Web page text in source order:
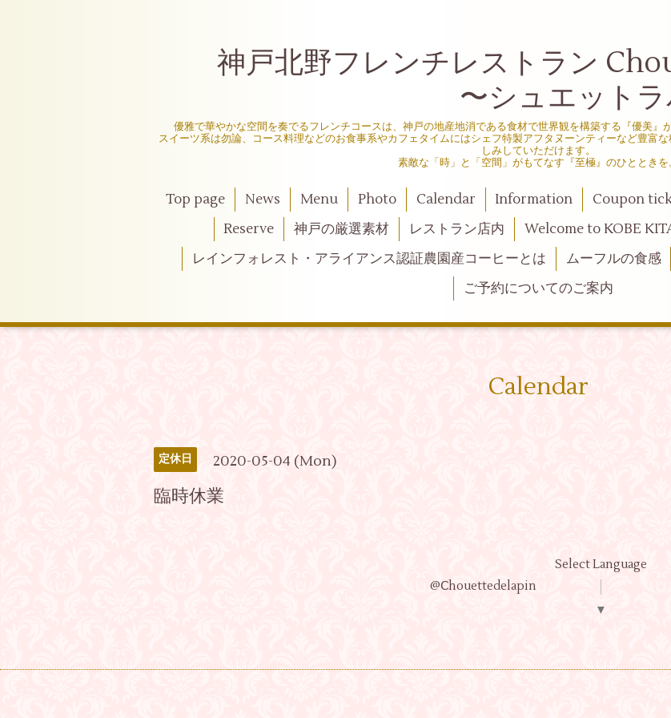
神戸北野フレンチレストラン
〜シュエットラ
優雅で華やかな空間を奏でるフレンチコースは、神戸の地産地消である食材で世界観を構築する『優美』
スイーツ系は勿論、コース料理などのお食事系やカフェタイムにはシェフ特製アフタヌーンティーなど豊富
しみしていただけます。
素敵な「時」と「空間」がもてなす『至極』のひとときを
Top page News Menu Photo Calendar Information Coupon
Reserve
神戸の厳選素材 レストラン店内 Welcome to KOBE
レインフォレスト・アライアンス認証農園産コーヒーとは
ムーフルの食感
ご予約についてのご案内
Calendar
定休日 2020-05-04 (Mon)
臨時休業
@Ⅽhouettedelapin
Select Language
▼